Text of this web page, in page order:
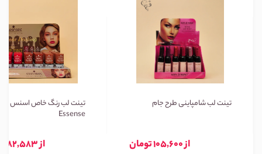
تینت لب شامپاینی طرح جام
از 105,600 تومان
تینت لب رنگ خاص اسنس
Essense
از 82,583 تومان